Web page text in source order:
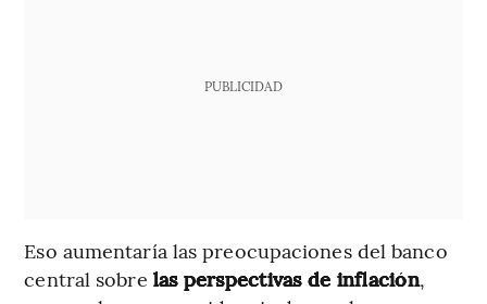
PUBLICIDAD
Eso aumentaría las preocupaciones del banco
central sobre las perspectivas de inflación,